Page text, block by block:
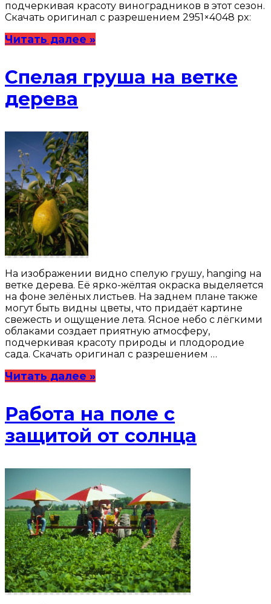
подчеркивая красоту виноградников в этот сезон.
Скачать оригинал с разрешением 2951×4048 px:
Читать далее »
Спелая груша на ветке
дерева
На изображении видно спелую грушу, hanging на
ветке дерева. Её ярко-жёлтая окраска выделяется
на фоне зелёных листьев. На заднем плане также
могут быть видны цветы, что придаёт картине
свежесть и ощущение лета. Ясное небо с лёгкими
облаками создает приятную атмосферу,
подчеркивая красоту природы и плодородие
сада. Скачать оригинал с разрешением …
Читать далее »
Работа на поле с
защитой от солнца